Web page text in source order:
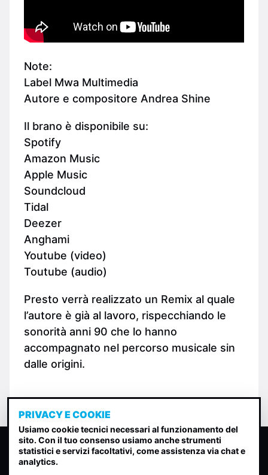
Note:
Label Mwa Multimedia
Autore e compositore Andrea Shine
Il brano è disponibile su:
Spotify
Amazon Music
Apple Music
Soundcloud
Tidal
Deezer
Anghami
Youtube (video)
Toutube (audio)
Presto verrà realizzato un Remix al quale
l’autore è già al lavoro, rispecchiando le
sonorità anni 90 che lo hanno
accompagnato nel percorso musicale sin
dalle origini.
CLASSIFICA INDIE
Classifica per indice di gradimento generata dall analisi di
PRIVACY E COOKIE
Usiamo cookie tecnici necessari al funzionamento del
sito. Con il tuo consenso usiamo anche strumenti
statistici e servizi facoltativi, come assistenza via chat e
analytics.